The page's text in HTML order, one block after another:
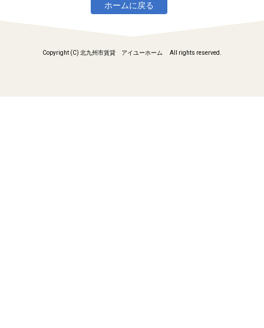
ホームに戻る
Copyright (C) 北九州市賃貸 アイユーホーム All rights reserved.